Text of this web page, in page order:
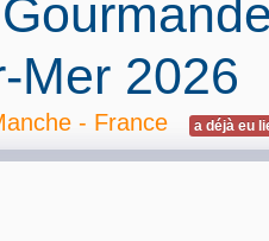
Mer 2026
- France a déjà eu